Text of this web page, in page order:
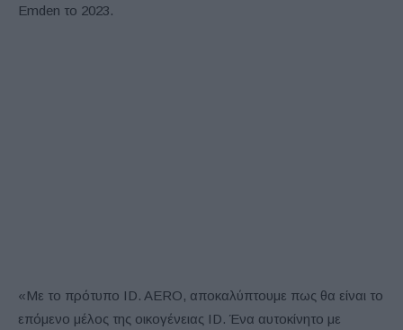
Emden το 2023.
«Με το πρότυπο ID. AERO, αποκαλύπτουμε πως θα είναι το
επόμενο μέλος της οικογένειας ID. Ένα αυτοκίνητο με